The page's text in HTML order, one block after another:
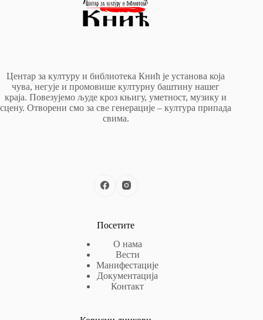
Центар за културу и библиотека Кнић је установа која
чува, негује и промовише културну баштину нашег
краја. Повезујемо људе кроз књигу, уметност, музику и
сцену. Отворени смо за све генерације – култура припада
свима.
Посетите
О нама
Вести
Манифестације
Документација
Контакт